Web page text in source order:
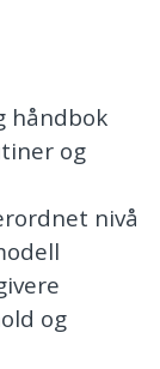
håndbok
og
nivå
og